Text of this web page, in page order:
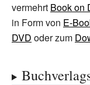
vermehrt Book on
in Form von E-
DVD oder zum